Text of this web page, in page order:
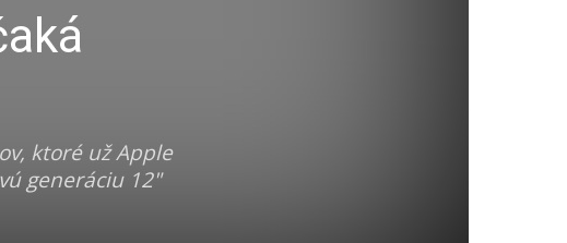
ktoré už Apple
generáciu 12"